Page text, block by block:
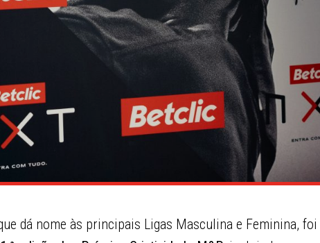
dá nome às principais Ligas Masculina e Feminina, foi